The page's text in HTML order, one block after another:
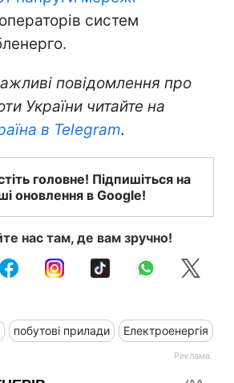
систем
повідомлення про
України читайте на
в Telegram.
головне! Підпишіться на
оновлення в Google!
нас там, де вам зручно!
побутові прилади Електроенергія